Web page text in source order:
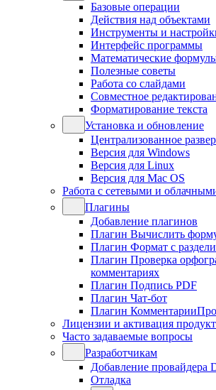
Базовые операции
Действия над объектами
Инструменты и
Интерфейс программы
Математические
Полезные советы
Работа со слайдами
Совместное
Форматирование текста
Установка и обновление
Централизованное
Версия для Windows
Версия для Linux
Версия для Mac OS
Работа с сетевыми и
Плагины
Добавление плагинов
Плагин Вычислить
Плагин Формат с
Плагин Проверка
комментариях
Плагин Подпись PDF
Плагин Чат-бот
Плагин КомментарииПро
Лицензии и активация
Часто задаваемые вопросы
Разработчикам
Добавление провайдера
Отладка